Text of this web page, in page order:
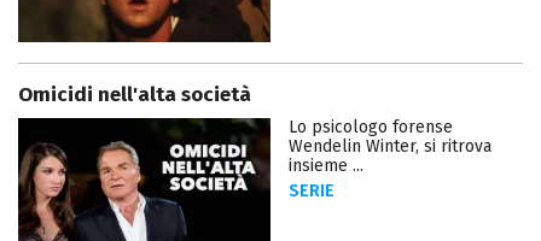
Omicidi nell'alta società
Lo psicologo forense
Wendelin Winter, si ritrova
insieme ...
SERIE